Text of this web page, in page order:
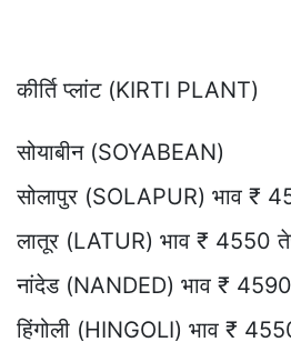
कीर्ति प्लांट (KIRTI PLANT)
सोयाबीन (SOYABEAN)
सोलापुर (SOLAPUR) भाव ₹
लातूर (LATUR) भाव ₹ 4550
नांदेड (NANDED) भाव ₹
हिंगोली (HINGOLI) भाव ₹